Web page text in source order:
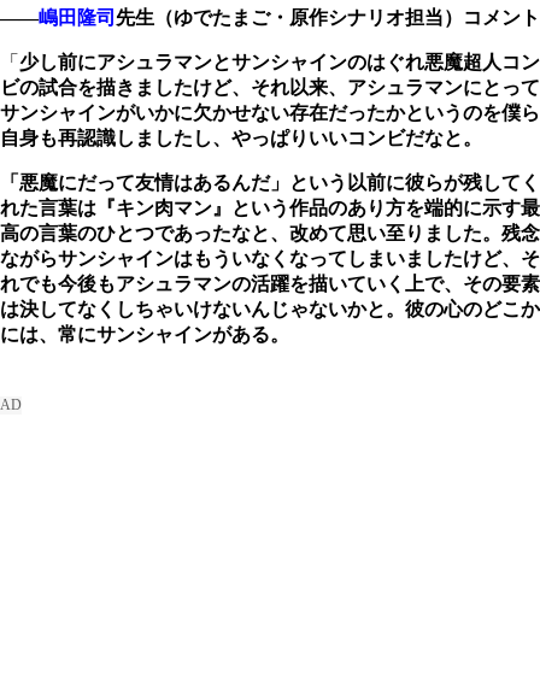
――嶋田隆司 先生（ゆでたまご・原作シナリオ担当）コメント
「 少し前にアシュラマンとサンシャインのはぐれ悪魔超人コン
ビの試合を描きましたけど、それ以来、アシュラマンにとって
サンシャインがいかに欠かせない存在だったかというのを僕ら
自身も再認識しましたし、やっぱりいいコンビだなと。
「悪魔にだって友情はあるんだ」という以前に彼らが残してく
れた言葉は『キン肉マン』という作品のあり方を端的に示す最
高の言葉のひとつであったなと、改めて思い至りました。残念
ながらサンシャインはもういなくなってしまいましたけど、そ
れでも今後もアシュラマンの活躍を描いていく上で、その要素
は決してなくしちゃいけないんじゃないかと。彼の心のどこか
には、常にサンシャインがある。